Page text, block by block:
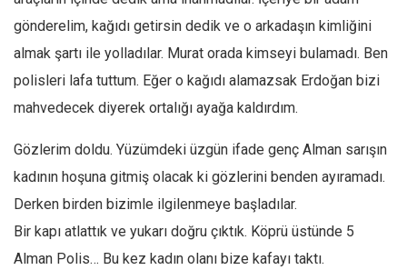
gönderelim, kağıdı getirsin dedik ve o arkadaşın kimliğini
almak şartı ile yolladılar. Murat orada kimseyi bulamadı. Ben
polisleri lafa tuttum. Eğer o kağıdı alamazsak Erdoğan bizi
mahvedecek diyerek ortalığı ayağa kaldırdım.
Gözlerim doldu. Yüzümdeki üzgün ifade genç Alman sarışın
kadının hoşuna gitmiş olacak ki gözlerini benden ayıramadı.
Derken birden bizimle ilgilenmeye başladılar.
Bir kapı atlattık ve yukarı doğru çıktık. Köprü üstünde 5
Alman Polis… Bu kez kadın olanı bize kafayı taktı.